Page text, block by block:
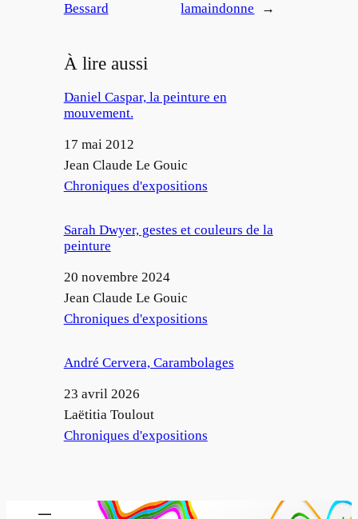
Bessard
lamaindonne
→
À lire aussi
Daniel Caspar, la peinture en
mouvement.
Date
17 mai 2012
Auteur
Jean Claude Le Gouic
Par rapport à
Chroniques d'expositions
Sarah Dwyer, gestes et couleurs de la
peinture
Date
20 novembre 2024
Auteur
Jean Claude Le Gouic
Par rapport à
Chroniques d'expositions
André Cervera, Carambolages
Date
23 avril 2026
Auteur
Laëtitia Toulout
Par rapport à
Chroniques d'expositions